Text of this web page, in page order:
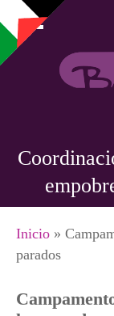
Pasar al contenido
Se
Inicio »
parados